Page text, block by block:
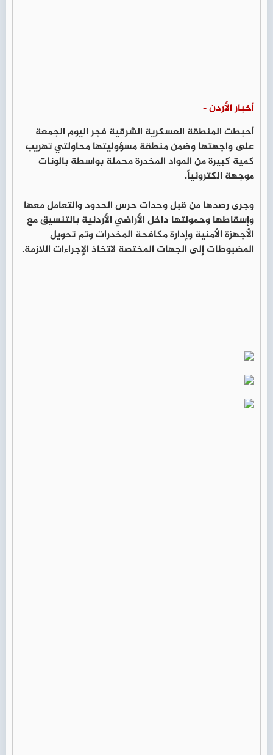
أخبار الأردن -
أحبطت المنطقة العسكرية الشرقية فجر اليوم الجمعة
على واجهتها وضمن منطقة مسؤوليتها محاولتي تهريب
كمية كبيرة من المواد المخدرة محملة بواسطة بالونات
موجهة الكترونياً.
وجرى رصدها من قبل وحدات حرس الحدود والتعامل معها
وإسقاطها وحمولتها داخل الأراضي الأردنية بالتنسيق مع
الأجهزة الأمنية وإدارة مكافحة المخدرات وتم تحويل
المضبوطات إلى الجهات المختصة لاتخاذ الإجراءات اللازمة.